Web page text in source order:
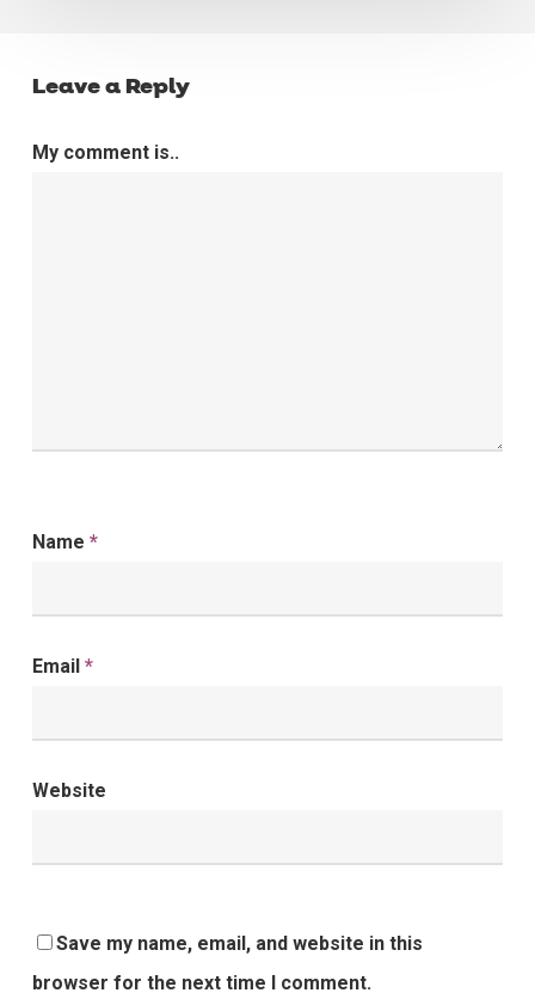
Leave a Reply
My comment is..
Name *
Email *
Website
Save my name, email, and website in this
browser for the next time I comment.